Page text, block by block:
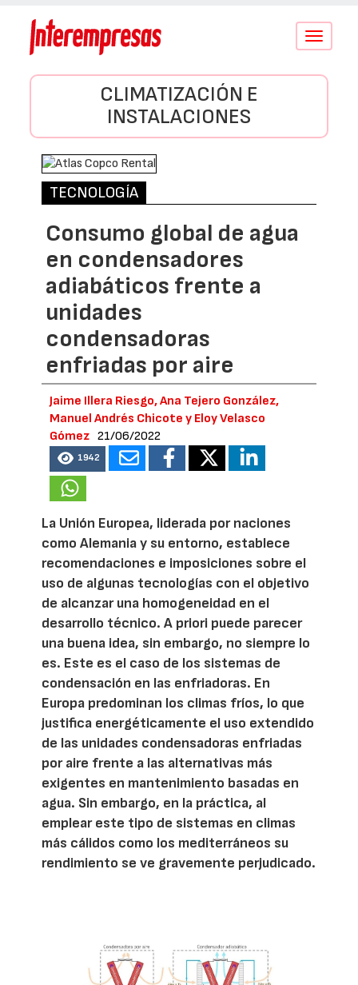
Conmutar
CLIMATIZACIÓN E
INSTALACIONES
TECNOLOGÍA
Consumo global de agua
en condensadores
adiabáticos frente a
unidades
condensadoras
enfriadas por aire
Jaime Illera Riesgo, Ana Tejero González,
Manuel Andrés Chicote y Eloy Velasco
Gómez 21/06/2022
1942
La Unión Europea, liderada por naciones
como Alemania y su entorno, establece
recomendaciones e imposiciones sobre el
uso de algunas tecnologías con el objetivo
de alcanzar una homogeneidad en el
desarrollo técnico. A priori puede parecer
una buena idea, sin embargo, no siempre lo
es. Este es el caso de los sistemas de
condensación en las enfriadoras. En
Europa predominan los climas fríos, lo que
justifica energéticamente el uso extendido
de las unidades condensadoras enfriadas
por aire frente a las alternativas más
exigentes en mantenimiento basadas en
agua. Sin embargo, en la práctica, al
emplear este tipo de sistemas en climas
más cálidos como los mediterráneos su
rendimiento se ve gravemente perjudicado.